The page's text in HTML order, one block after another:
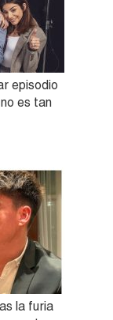
episodio
es tan
la furia